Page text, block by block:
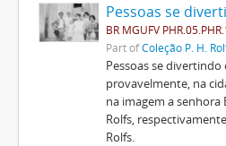
Pessoas se
BR MGUFV
Part ofColeção P. H.
Pessoas se divertindo
provavelmente, na
na imagem a senhora
Rolfs,
Rolfs.